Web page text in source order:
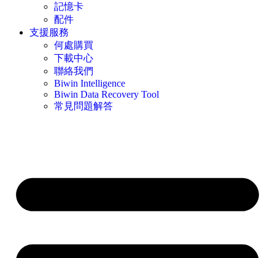
記憶卡
配件
支援服務
何處購買
下載中心
聯絡我們
Biwin Intelligence
Biwin Data Recovery Tool
常見問題解答